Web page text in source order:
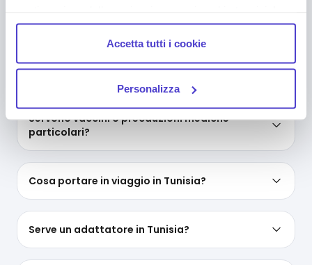
casella dei cookie statistici è già selezionata poiché, non
permettendo la diretta individuazione dell’interessato (cd.
single out), i relativi cookie sono equiparati ai tecnici, ma
deselezionando la relativa casella. Se vuoi maggiori
informazioni sul funzionamento dei cookie attivi sul
clicca qui.
Accetta tutti i cookie
Personalizza
Serve il passaporto per viaggiare in Tunisia?
Servono vaccini o precauzioni mediche
particolari?
Cosa portare in viaggio in Tunisia?
Serve un adattatore in Tunisia?